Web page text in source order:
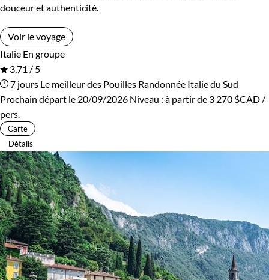
douceur et authenticité.
Voir le voyage
Italie En groupe
3,71 / 5
7 jours Le meilleur des Pouilles Randonnée Italie du Sud
Prochain départ le 20/09/2026 Niveau : à partir de 3 270 $CAD /
pers.
Carte
Détails